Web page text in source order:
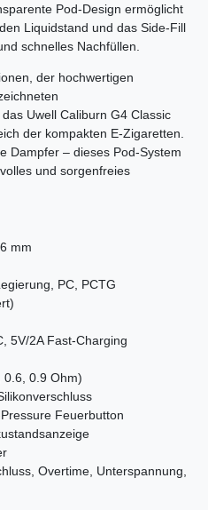
Pod-Design ermöglicht
Liquidstand und das Side-Fill
schnelles Nachfüllen.
der hochwertigen
Uwell Caliburn G4 Classic
der kompakten E-Zigaretten.
Dampfer – dieses Pod-System
und sorgenfreies
mm
PC, PCTG
5V/2A Fast-Charging
0.6, 0.9 Ohm)
Feuerbutton
Overtime, Unterspannung,